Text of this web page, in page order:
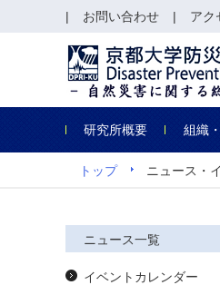
研究所概要 組織
お問い合わせ アク
トップ ニュース・
ニュース一覧
イベントカレンダー